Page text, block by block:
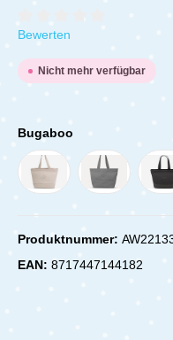
Durchschnittliche
Bewerten
Nicht mehr verfügbar
Bugaboo
Produktnummer:
EAN: 8717447144182